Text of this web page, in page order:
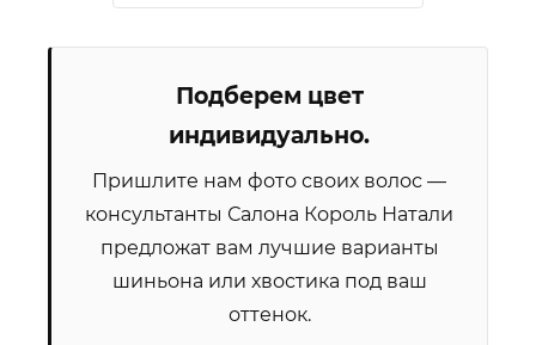
Подберем цвет
индивидуально.
Пришлите нам фото своих волос —
консультанты Салона Король Натали
предложат вам лучшие варианты
шиньона или хвостика под ваш
оттенок.